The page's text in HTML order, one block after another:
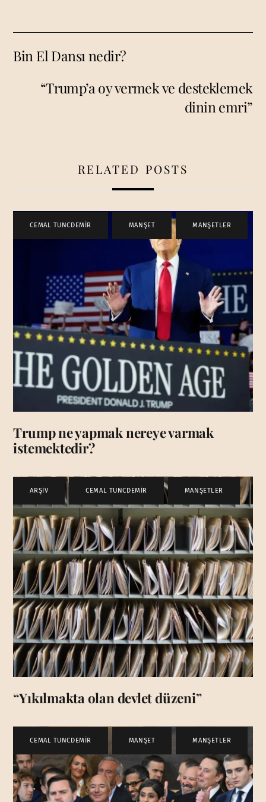
Bin El Dansı nedir?
“Trump’a oy vermek ve desteklemek
dinin emri”
RELATED POSTS
CEMAL TUNCDEMİR MANŞET , MANŞETLER
Trump ne yapmak nereye varmak
istemektedir?
ARŞİV CEMAL TUNCDEMİR , MANŞETLER
“Yıkılmakta olan devlet düzeni”
CEMAL TUNCDEMİR MANŞET MANŞETLER